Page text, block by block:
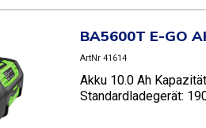
BA5600T E-GO
ArtNr 41614
Akku 10.0 Ah
Standardladegerät: